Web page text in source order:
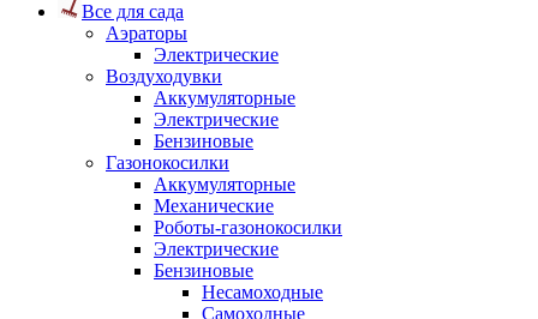
Все для сада
Аэраторы
Электрические
Воздуходувки
Аккумуляторные
Электрические
Бензиновые
Газонокосилки
Аккумуляторные
Механические
Роботы-газонокосилки
Электрические
Бензиновые
Несамоходные
Самоходные